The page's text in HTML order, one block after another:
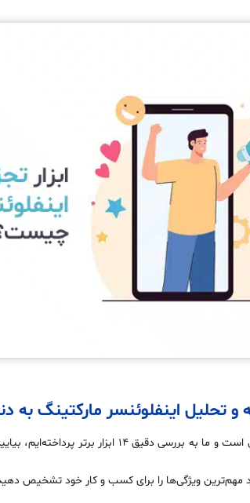
و تحلیل اینفلوئنسر مارکتینگ به
تعداد زیادی ابزار تجزیه و تحلیل اینفلوئنسر در دسترس
مهم‌ترین ویژگی‌ها را برای کسب و کار خود تشخیص